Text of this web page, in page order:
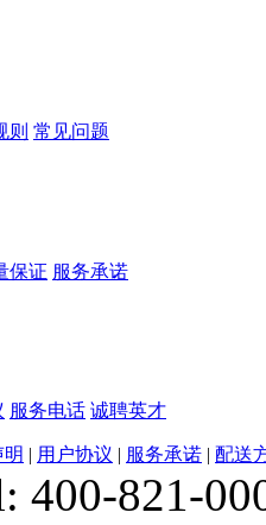
则 常见问题
保证 服务承诺
服务电话 诚聘英才
明 | 用户协议 | 服务承诺 | 配送
400-821-